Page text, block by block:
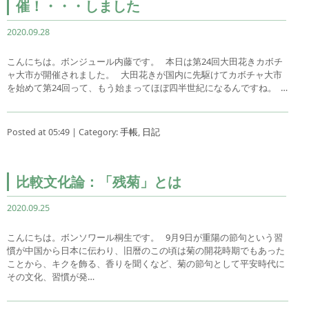
催！・・・しました
2020.09.28
こんにちは。ボンジュール内藤です。 本日は第24回大田花きカボチ
ャ大市が開催されました。 大田花きが国内に先駆けてカボチャ大市
を始めて第24回って、もう始まってほぼ四半世紀になるんですね。 …
Posted at 05:49 | Category:手帳, 日記
比較文化論：「残菊」とは
2020.09.25
こんにちは。ボンソワール桐生です。 9月9日が重陽の節句という習
慣が中国から日本に伝わり、旧暦のこの頃は菊の開花時期でもあった
ことから、キクを飾る、香りを聞くなど、菊の節句として平安時代に
その文化、習慣が発…